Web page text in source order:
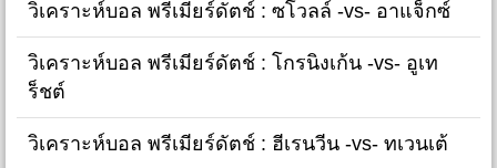
วิเคราะห์บอล พรีเมียร์ดัตช์ : ซโวลล์ -vs- อาแจ็กซ์
วิเคราะห์บอล พรีเมียร์ดัตช์ : โกรนิงเก้น -vs- อูเท
ร็ชต์
วิเคราะห์บอล พรีเมียร์ดัตช์ : ฮีเรนวีน -vs- ทเวนเต้